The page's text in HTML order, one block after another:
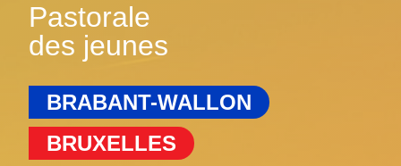
Pastorale
des jeunes
BRABANT-WALLON
BRUXELLES